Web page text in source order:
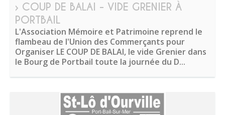
› COUP DE BALAI - VIDE GRENIER À
PORTBAIL
L'Association Mémoire et Patrimoine reprend le
flambeau de l'Union des Commerçants pour
Organiser LE COUP DE BALAI, le vide Grenier dans
le Bourg de Portbail toute la journée du D...